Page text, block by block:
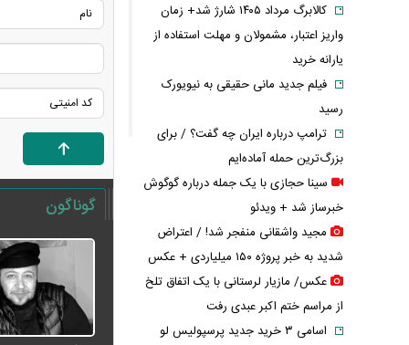
گوناگون
کالابرگ مرداد ۱۴۰۵ شارژ شد+ زمان
واریز اعتبار، مشمولان و مهلت استفاده از
یارانه خرید
فیلم جدید مانی حقیقی به نیویورک
رسید
ترامپ درباره ایران چه گفت؟ / برای
بزرگ‌ترین حمله آماده‌ایم
سینا حجازی با یک جمله درباره گوگوش
خبرساز شد + ویدئو
مجید واشقانی منفجر شد! / اعتراض
شدید به خبر پروژه ۱۵۰ میلیاردی + عکس
عکس/ مازیار لرستانی با یک اتفاق تلخ
از مراسم ختم اکبر عبدی رفت
اسامی ۳ خرید جدید پرسپولیس لو